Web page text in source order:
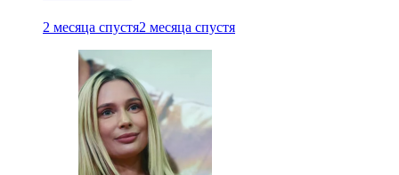
2 месяца спустя2 месяца спустя